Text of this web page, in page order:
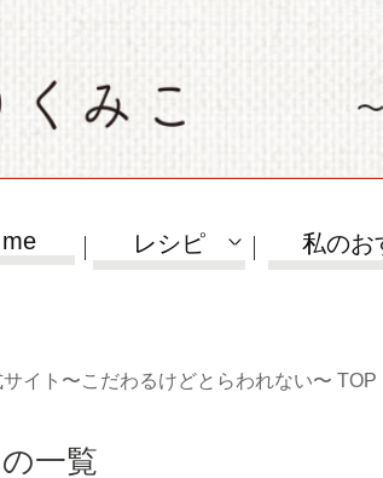
レシピ 私のお
イト〜こだわるけどとらわれない〜 TOP
一覧